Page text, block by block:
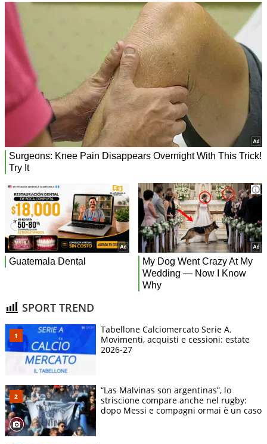
SPORT TREND
Tabellone Calciomercato Serie A.
Movimenti, acquisti e cessioni: estate
2026-27
“Las Malvinas son argentinas”, lo
striscione compare anche nel rugby:
dopo Messi e compagni ormai è un caso